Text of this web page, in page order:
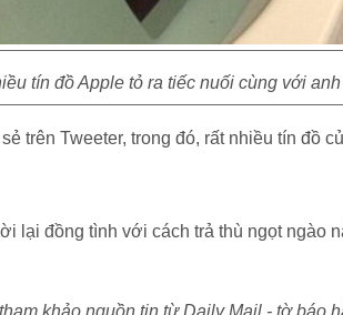
tín đồ Apple tỏ ra tiếc nuối cùng với
trên Tweeter, trong đó, rất nhiều tín đồ
lại đồng tình với cách trả thù ngọt ngào
khảo nguồn tin từ Daily Mail - tờ báo